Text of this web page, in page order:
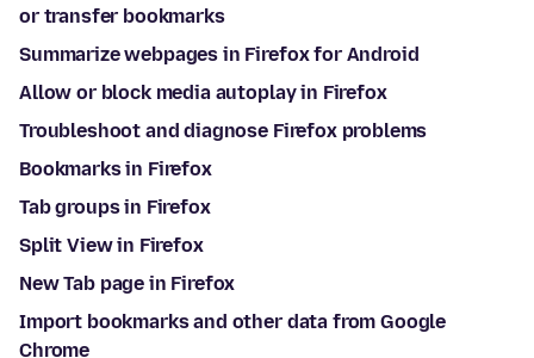
or transfer bookmarks
Summarize webpages in Firefox for Android
Allow or block media autoplay in Firefox
Troubleshoot and diagnose Firefox problems
Bookmarks in Firefox
Tab groups in Firefox
Split View in Firefox
New Tab page in Firefox
Import bookmarks and other data from Google
Chrome